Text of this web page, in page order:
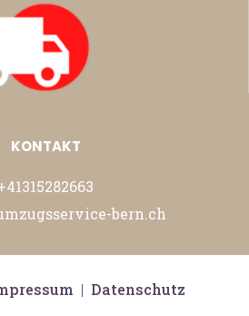
KONTAKT
bern.ch
| Datenschutz